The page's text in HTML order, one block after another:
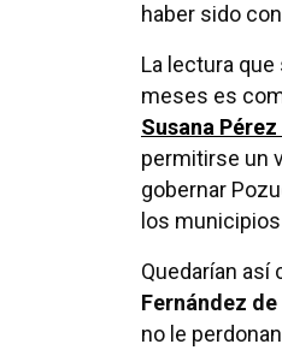
haber sido
La lectura
meses es
Susana
permitirse un
gobernar
los
Quedarían así
Fernández de
no le